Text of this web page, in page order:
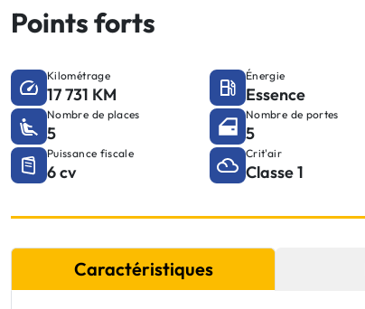
Points forts
Kilométrage
17 731 KM
Énergie
Essence
Nombre de places
5
Nombre de portes
5
Puissance fiscale
6 cv
Crit'air
Classe 1
Caractéristiques